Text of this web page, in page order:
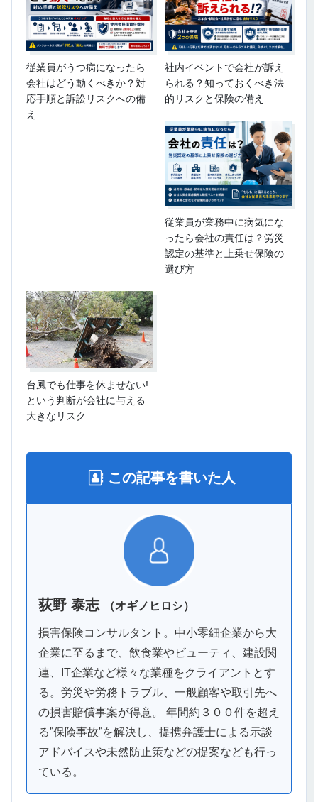
従業員がうつ病になったら
会社はどう動くべきか？対
応手順と訴訟リスクへの備
え
社内イベントで会社が訴え
られる？知っておくべき法
的リスクと保険の備え
従業員が業務中に病気にな
ったら会社の責任は？労災
認定の基準と上乗せ保険の
選び方
台風でも仕事を休ませない!
という判断が会社に与える
大きなリスク
この記事を書いた人
荻野 泰志 （オギノヒロシ）
損害保険コンサルタント。中小零細企業から大
企業に至るまで、飲食業やビューティ、建設関
連、IT企業など様々な業種をクライアントとす
る。労災や労務トラブル、一般顧客や取引先へ
の損害賠償事案が得意。 年間約３００件を超え
る”保険事故”を解決し、提携弁護士による示談
アドバイスや未然防止策などの提案なども行っ
ている。